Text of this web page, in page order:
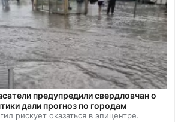
предупредили свердловчан о
дали прогноз по городам
рискует оказаться в эпицентре.